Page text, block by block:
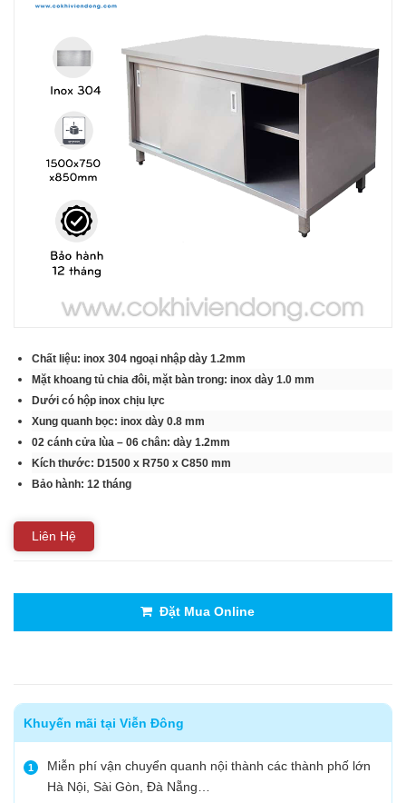
Chất liệu: inox 304 ngoại nhập dày 1.2mm
Mặt khoang tủ chia đôi, mặt bàn trong: inox dày 1.0 mm
Dưới có hộp inox chịu lực
Xung quanh bọc: inox dày 0.8 mm
02 cánh cửa lùa – 06 chân: dày 1.2mm
Kích thước: D1500 x R750 x C850 mm
Bảo hành: 12 tháng
Liên Hệ
Đặt Mua Online
Khuyến mãi tại Viễn Đông
1
Miễn phí vận chuyển quanh nội thành các thành phố lớn
Hà Nội, Sài Gòn, Đà Nẵng…
MÁY CHẾ BIẾN THỰC PHẨM
MÁY CHẾ BIẾN NÔNG SẢN
THIẾT BỊ LÀM ĐỒ ĂN NHANH
UNCATEGORIZED